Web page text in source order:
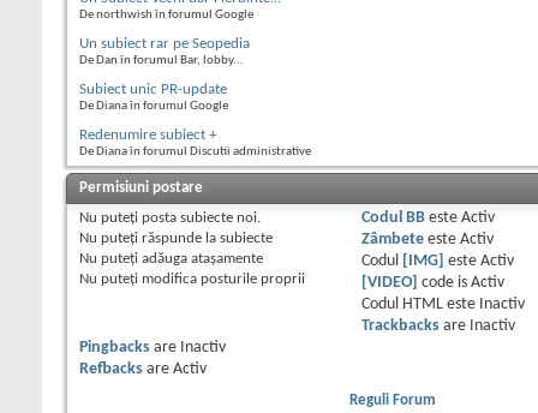
De northwish în forumul Google
Un subiect rar pe Seopedia
De Dan în forumul Bar, lobby...
Subiect unic PR-update
De Diana în forumul Google
Redenumire subiect +
De Diana în forumul Discutii administrative
Permisiuni postare
Nu puteţi posta subiecte noi.
Nu puteţi răspunde la subiecte
Nu puteţi adăuga ataşamente
Nu puteţi modifica posturile proprii
Codul BBeste Activ
Zâmbeteeste Activ
Codul
[IMG] este Activ
[VIDEO]
code is Activ
Codul HTML este
Inactiv
Trackbacksare
Inactiv
Pingbacks are
Inactiv
Refbacks are Activ
Reguli Forum